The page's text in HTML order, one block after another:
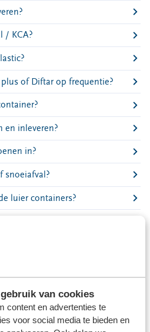
van cookies
content en advertenties te
voor social media te bieden en
/ KCA?
of Diftar op frequentie?
en inleveren?
in?
snoeiafval?
luier containers?
of extra gft-routes?
en/of